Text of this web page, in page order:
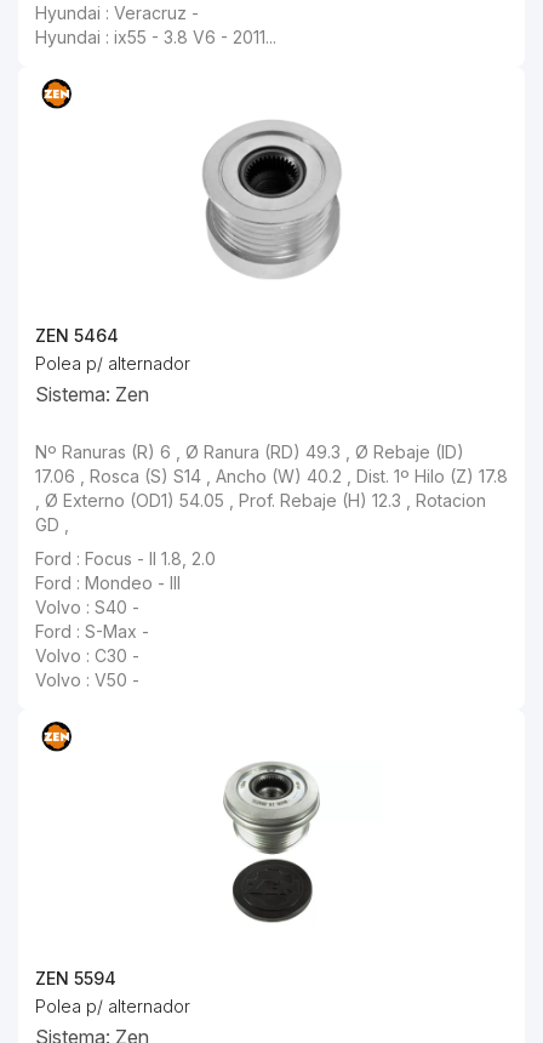
Hyundai : Veracruz -
Hyundai : ix55 - 3.8 V6 - 2011...
ZEN 5464
Polea p/ alternador
Sistema: Zen
Nº Ranuras (R) 6 , Ø Ranura (RD) 49.3 , Ø Rebaje (ID) 17.06 , Rosca (S) S14 , Ancho (W) 40.2 , Dist. 1º Hilo (Z) 17.8 , Ø Externo (OD1) 54.05 , Prof. Rebaje (H) 12.3 , Rotacion GD ,
Ford : Focus - II 1.8, 2.0
Ford : Mondeo - III
Volvo : S40 -
Ford : S-Max -
Volvo : C30 -
Volvo : V50 -
ZEN 5594
Polea p/ alternador
Sistema: Zen